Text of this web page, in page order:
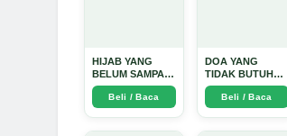
HIJAB YANG
BELUM SAMPAI
KE HATI: Ketika
Cinta Seorang
Ustadz Menjadi
Beli / Baca
DOA YANG
TIDAK BUTUH
SINYAL: Kisah
Tiga Jiwa yang
Tersesat di Era AI
Beli / Baca